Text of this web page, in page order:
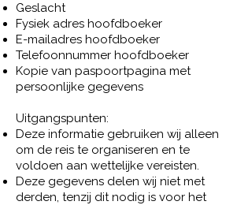
Geslacht
Fysiek adres hoofdboeker
E-mailadres hoofdboeker
Telefoonnummer hoofdboeker
Kopie van paspoortpagina met
persoonlijke gegevens
Uitgangspunten:
Deze informatie gebruiken wij alleen
om de reis te organiseren en te
voldoen aan wettelijke vereisten.
Deze gegevens delen wij niet met
derden, tenzij dit nodig is voor het